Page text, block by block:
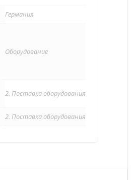
Германия
Оборудование
2. Поставка оборудования
2. Поставка оборудования